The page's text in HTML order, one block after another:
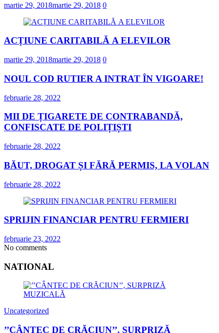
martie 29, 2018martie 29, 2018 0
ACȚIUNE CARITABILĂ A ELEVILOR
martie 29, 2018martie 29, 2018 0
NOUL COD RUTIER A INTRAT ÎN VIGOARE!
februarie 28, 2022
MII DE ȚIGARETE DE CONTRABANDĂ,
CONFISCATE DE POLIȚIȘTI
februarie 28, 2022
BĂUT, DROGAT ȘI FĂRĂ PERMIS, LA VOLAN
februarie 28, 2022
SPRIJIN FINANCIAR PENTRU FERMIERI
februarie 23, 2022
No comments
NATIONAL
Uncategorized
’’CÂNTEC DE CRĂCIUN’’, SURPRIZĂ